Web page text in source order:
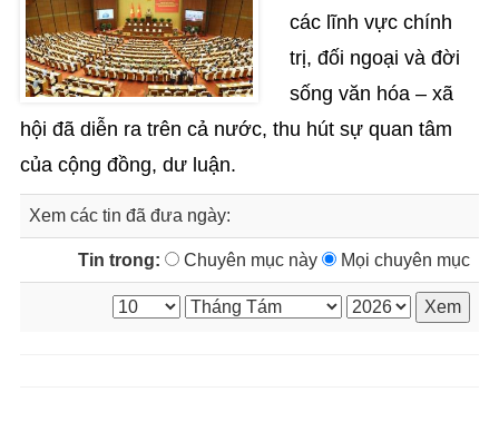
các lĩnh vực chính
trị, đối ngoại và đời
sống văn hóa – xã
hội đã diễn ra trên cả nước, thu hút sự quan tâm
của cộng đồng, dư luận.
Xem các tin đã đưa ngày:
Tin trong: Chuyên mục này Mọi chuyên mục